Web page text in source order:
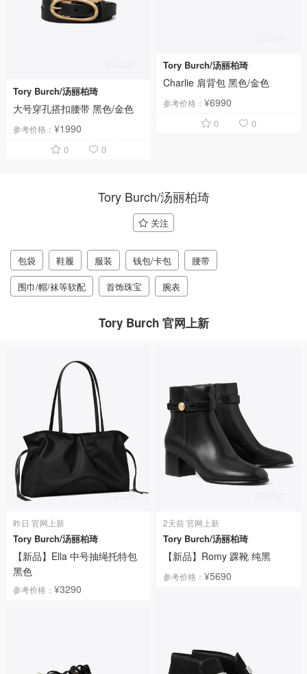
Tory Burch/汤丽柏琦
Charlie 肩背包 黑色/金色
参考价格：¥6990
0 0
Tory Burch/汤丽柏琦
大号穿孔搭扣腰带 黑色/金色
参考价格： ¥1990
0 0
Tory Burch/汤丽柏琦
关注
包袋 鞋履 服装 钱包/卡包
腰带
围巾/帽/袜等软配
首饰珠宝 腕表
Tory Burch 官网上新
昨日 官网上新
Tory Burch/汤丽柏琦
【新品】Ella 中号抽绳托特包
黑色
参考价格： ¥3290
2天前 官网上新
Tory Burch/汤丽柏琦
【新品】Romy 踝靴 纯黑
参考价格：¥5690